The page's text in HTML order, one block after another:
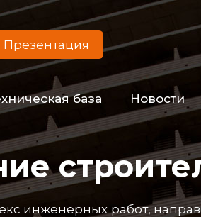
Презентация
ба­за Но­вос­ти
ин­же­нер­ных ра­бот,